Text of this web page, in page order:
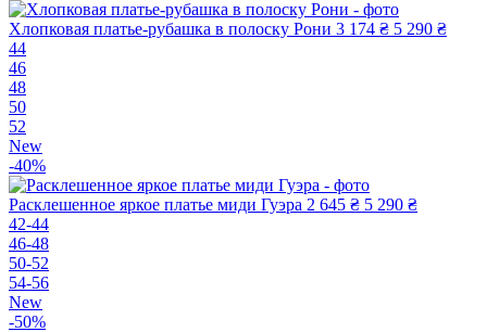
Хлопковая платье-рубашка в полоску Рони 3 174 ₴ 5 290 ₴
44
46
48
50
52
New
-40%
Расклешенное яркое платье миди Гуэра 2 645 ₴ 5 290 ₴
42-44
46-48
50-52
54-56
New
-50%